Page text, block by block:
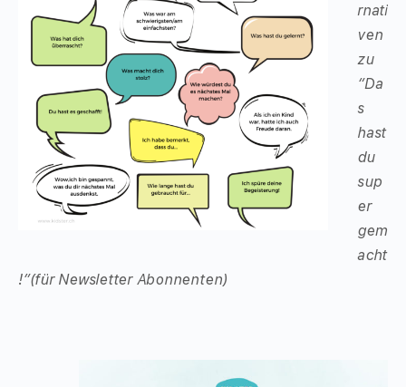
rnati
ven
zu
“Da
s
hast
du
sup
er
gem
acht
!”(für Newsletter Abonnenten)